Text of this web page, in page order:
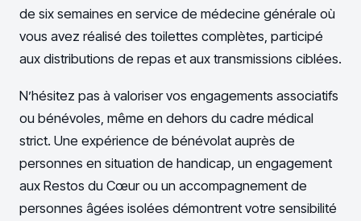
de six semaines en service de médecine générale où
vous avez réalisé des toilettes complètes, participé
aux distributions de repas et aux transmissions ciblées.
N’hésitez pas à valoriser vos engagements associatifs
ou bénévoles, même en dehors du cadre médical
strict. Une expérience de bénévolat auprès de
personnes en situation de handicap, un engagement
aux Restos du Cœur ou un accompagnement de
personnes âgées isolées démontrent votre sensibilité